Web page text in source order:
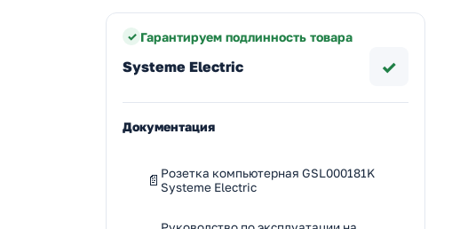
Гарантируем подлинность товара
Systeme Electric ✓
Документация
Розетка компьютерная GSL000181K
Systeme Electric